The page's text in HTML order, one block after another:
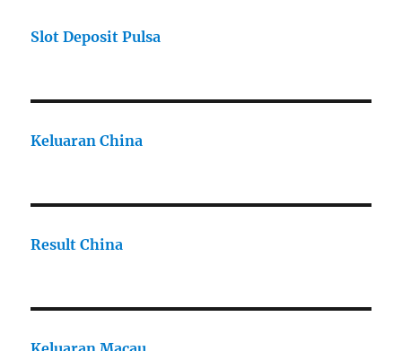
Slot Deposit Pulsa
Keluaran China
Result China